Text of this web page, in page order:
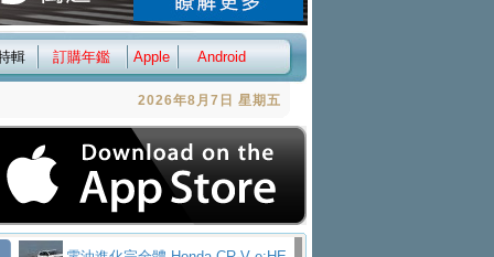
輯 訂購年鑑 Apple Android
2026年8月7日 星期五